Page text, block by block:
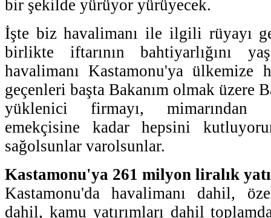
bir şekilde yürüyor yürüyecek.
İşte biz havalimanı ile ilgili rüyayı
birlikte iftarının bahtiyarlığını
havalimanı Kastamonu'ya ülkemize
geçenleri başta Bakanım olmak üzere
yüklenici firmayı, mimarından
emekçisine kadar hepsini
sağolsunlar varolsunlar.
Kastamonu'ya 261 milyon liralık
Kastamonu'da havalimanı dahil,
dahil, kamu yatırımları dahil